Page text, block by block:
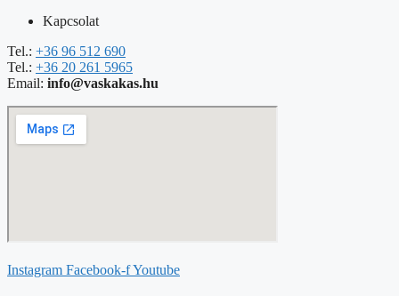
Kapcsolat
Tel.: +36 96 512 690
Tel.: +36 20 261 5965
Email: info@vaskakas.hu
Instagram Facebook-fYoutube